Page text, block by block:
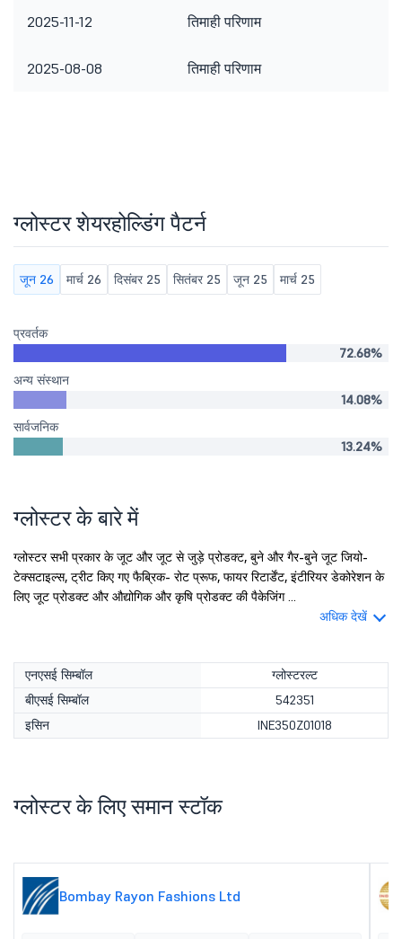
2025-11-12 तिमाही परिणाम
2025-08-08 तिमाही परिणाम
ग्लोस्टर शेयरहोल्डिंग पैटर्न
जून 26 मार्च 26 दिसंबर 25 सितंबर 25 जून 25 मार्च 25
प्रवर्तक
72.68%
अन्य संस्थान
14.08%
सार्वजनिक
13.24%
ग्लोस्टर के बारे में
ग्लोस्टर सभी प्रकार के जूट और जूट से जुड़े प्रोडक्ट, बुने और गैर-बुने जूट जियो-
टेक्सटाइल्स, ट्रीट किए गए फैब्रिक- रोट प्रूफ, फायर रिटार्डेंट, इंटीरियर डेकोरेशन के
लिए जूट प्रोडक्ट और औद्योगिक और कृषि प्रोडक्ट की पैकेजिंग ...
अधिक देखें
एनएसई सिम्बॉल
ग्लोस्टरल्ट
बीएसई सिम्बॉल
542351
इसिन
INE350Z01018
ग्लोस्टर के लिए समान स्टॉक
Bombay Rayon Fashions Ltd